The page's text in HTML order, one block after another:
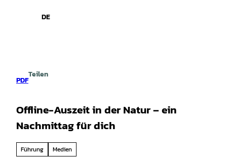
Gebärdensprache
DE
PDF
Teilen
Offline-Auszeit in der Natur – ein
Nachmittag für dich
Führung Medien